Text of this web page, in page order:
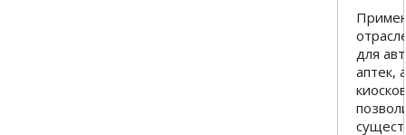
для
аптек,